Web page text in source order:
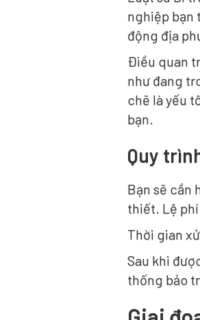
nghiệp bạn
động địa
Điều quan
như đang
chẽ là yếu
bạn.
Quy
Bạn sẽ cần
thiết. Lệ
Thời gian
Sau khi
thống bảo